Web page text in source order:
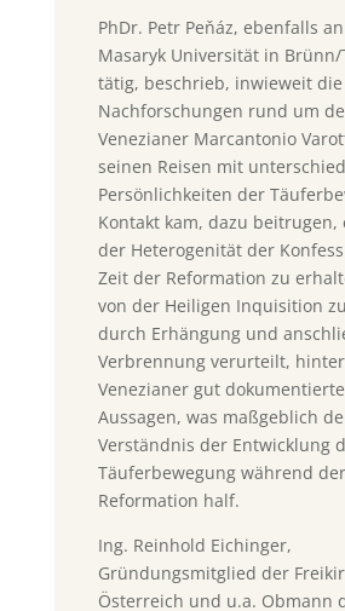
PhDr. Petr Peňáz, ebenfalls
Masaryk Universität in Brünn/
tätig, beschrieb, inwieweit die
Nachforschungen rund um
Venezianer Marcantonio
seinen Reisen mit
Persönlichkeiten der
Kontakt kam, dazu beitrugen,
der Heterogenität der
Zeit der Reformation zu
von der Heiligen Inquisition
durch Erhängung und
Verbrennung verurteilt,
Venezianer gut
Aussagen, was maßgeblich
Verständnis der Entwicklung
Täuferbewegung während
Reformation half.
Ing. Reinhold Eichinger,
Gründungsmitglied der
Österreich und u.a. Obmann